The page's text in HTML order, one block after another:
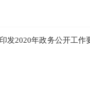
发2020年政务公开工作